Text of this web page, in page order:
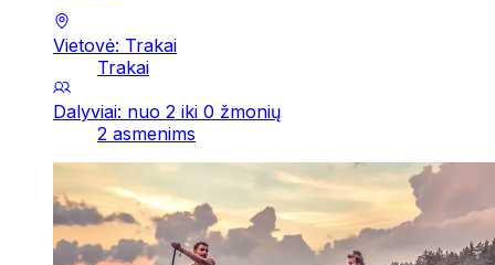
Vietovė: Trakai
Trakai
Dalyviai: nuo 2 iki 0 žmonių
2 asmenims